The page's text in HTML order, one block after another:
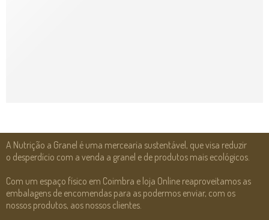
A Nutrição a Granel é uma mercearia sustentável, que visa reduzir
o desperdício com a venda a granel e de produtos mais ecológicos.
Com um espaço físico em Coimbra e loja Online reaproveitamos as
embalagens de encomendas para as podermos enviar, com os
nossos produtos, aos nossos clientes.